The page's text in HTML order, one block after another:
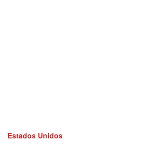
Estados Unidos